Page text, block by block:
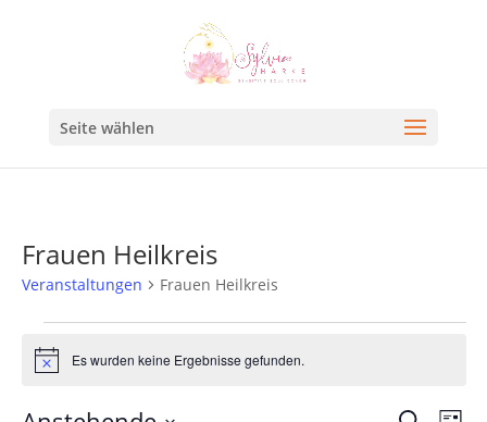
Seite wählen
Frauen Heilkreis
Veranstaltungen Frauen Heilkreis
HinweisEs wurden keine Ergebnisse gefunden.